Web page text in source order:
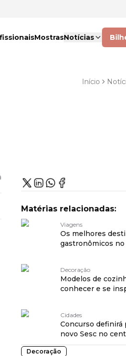
MostrasNotícias
Início
Matérias relacionadas:
Viagens
Os melhores
gastronômicos no
Decoração
Modelos de
conhecer e se
Cidades
Concurso definirá
novo Sesc no
Paulo
Decoração